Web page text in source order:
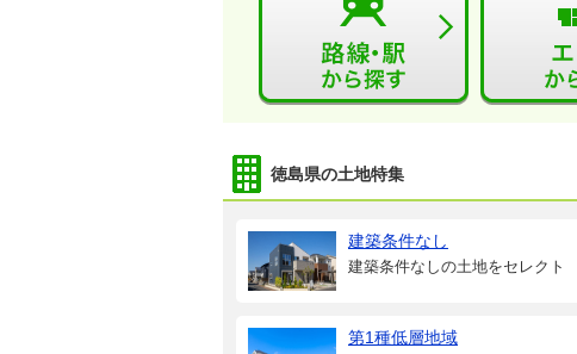
徳島県の土地特集
建築条件なし
建築条件なしの土地をセレクト
第1種低層地域